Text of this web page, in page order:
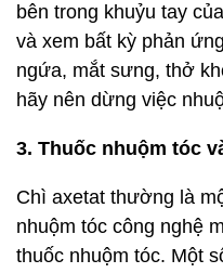
bên trong khuỷu tay
và xem bất kỳ phản
ngứa, mắt sưng, thở
hãy nên dừng việc
3. Thuốc nhuộm tóc
Chì axetat thường là
nhuộm tóc công nghệ
thuốc nhuộm tóc. Một